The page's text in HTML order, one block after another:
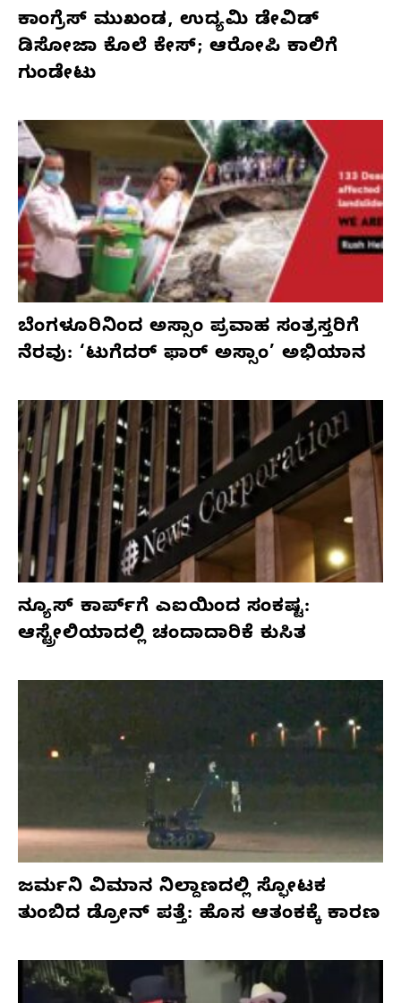
ಕಾಂಗ್ರೆಸ್‌ ಮುಖಂಡ, ಉದ್ಯಮಿ ಡೇವಿಡ್‌
ಡಿಸೋಜಾ ಕೊಲೆ ಕೇಸ್;‌ ಆರೋಪಿ ಕಾಲಿಗೆ
ಗುಂಡೇಟು
ಬೆಂಗಳೂರಿನಿಂದ ಅಸ್ಸಾಂ ಪ್ರವಾಹ ಸಂತ್ರಸ್ತರಿಗೆ
ನೆರವು: ‘ಟುಗೆದರ್ ಫಾರ್ ಅಸ್ಸಾಂ’ ಅಭಿಯಾನ
ನ್ಯೂಸ್ ಕಾರ್ಪ್‌ಗೆ ಎಐಯಿಂದ ಸಂಕಷ್ಟ:
ಆಸ್ಟ್ರೇಲಿಯಾದಲ್ಲಿ ಚಂದಾದಾರಿಕೆ ಕುಸಿತ
ಜರ್ಮನಿ ವಿಮಾನ ನಿಲ್ದಾಣದಲ್ಲಿ ಸ್ಫೋಟಕ
ತುಂಬಿದ ಡ್ರೋನ್ ಪತ್ತೆ: ಹೊಸ ಆತಂಕಕ್ಕೆ ಕಾರಣ